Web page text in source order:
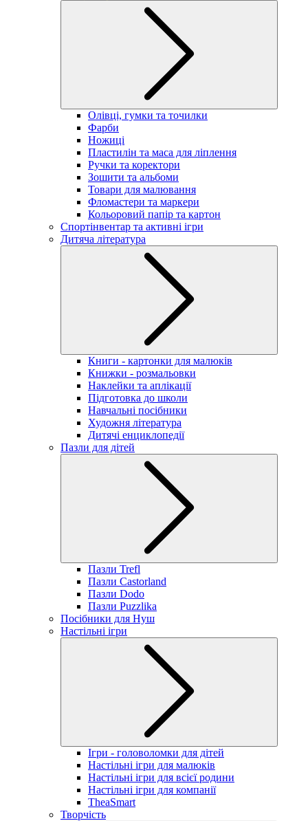
Олівці, гумки та точилки
Фарби
Ножиці
Пластилін та маса для ліплення
Ручки та коректори
Зошити та альбоми
Товари для малювання
Фломастери та маркери
Кольоровий папір та картон
Спортінвентар та активні ігри
Дитяча література
Книги - картонки для малюків
Книжки - розмальовки
Наклейки та аплікації
Підготовка до школи
Навчальні посібники
Художня література
Дитячі енциклопедії
Пазли для дітей
Пазли Trefl
Пазли Castorland
Пазли Dodo
Пазли Puzzlika
Посібники для Нуш
Настільні ігри
Ігри - головоломки для дітей
Настільні ігри для малюків
Настільні ігри для всієї родини
Настільні ігри для компанії
TheaSmart
Творчість